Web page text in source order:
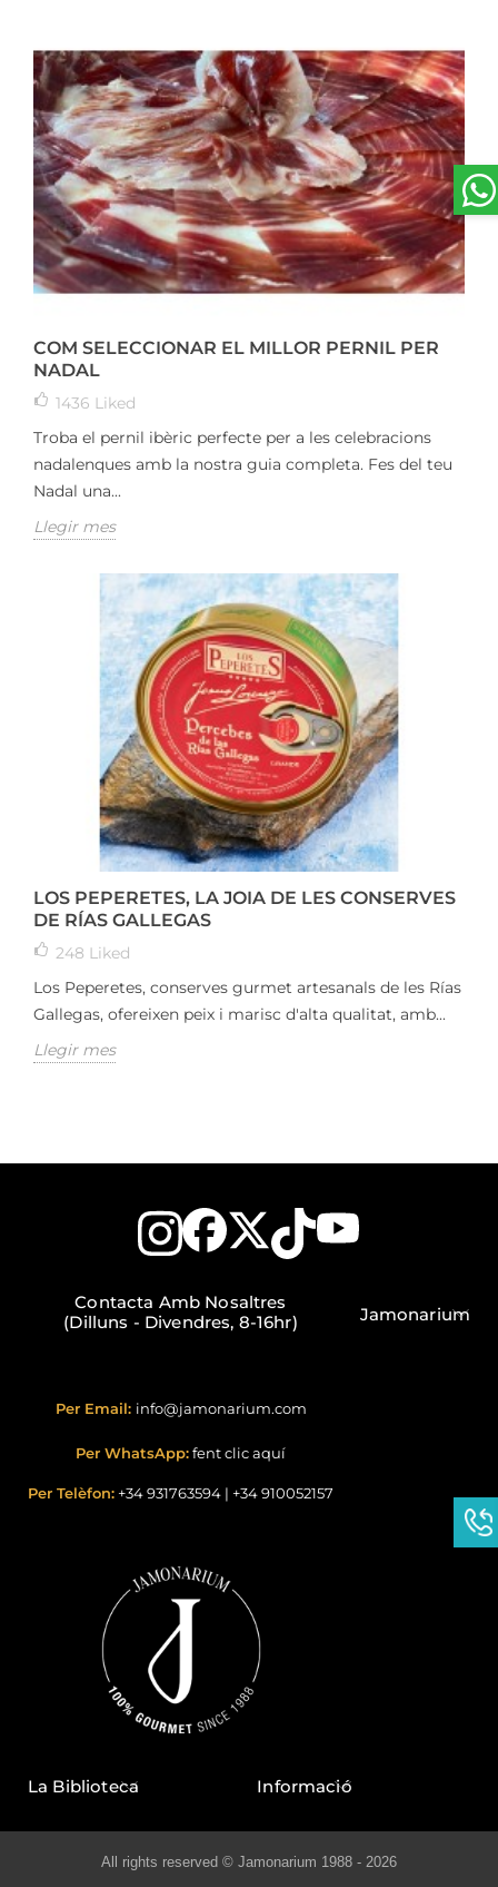
COM SELECCIONAR EL MILLOR PERNIL PER
NADAL
1436 Liked
Troba el pernil ibèric perfecte per a les celebracions
nadalenques amb la nostra guia completa. Fes del teu
Nadal una...
Llegir mes
LOS PEPERETES, LA JOIA DE LES CONSERVES
DE RÍAS GALLEGAS
248 Liked
Los Peperetes, conserves gurmet artesanals de les Rías
Gallegas, ofereixen peix i marisc d'alta qualitat, amb...
Llegir mes
Contacta Amb Nosaltres
(Dilluns - Divendres, 8-16hr)
Per Email: info@jamonarium.com
Per WhatsApp:fent clic aquí
Per Telèfon: +34 931763594 | +34 910052157
Jamonarium
La Biblioteca Informació
All rights reserved © Jamonarium 1988 - 2026